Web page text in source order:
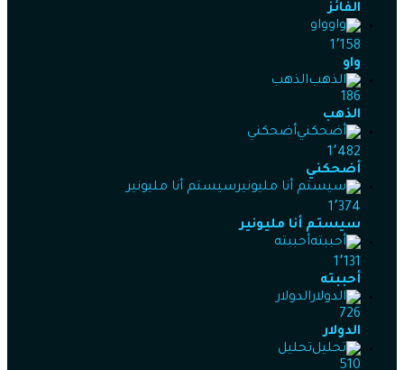
الفائز
واو
1٬158
واو
الذهب
186
الذهب
أضحكني
1٬482
أضحكني
سيستم أنا مليونير
1٬374
سيستم أنا مليونير
أحببته
1٬131
أحببته
الدولار
726
الدولار
تحليل
510